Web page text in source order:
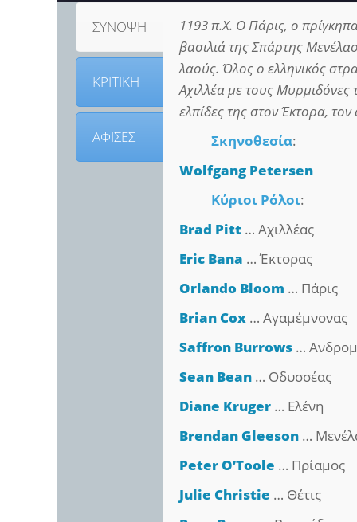
ΣΥΝΟΨΗ
ΚΡΙΤΙΚΗ
ΑΦΙΣΕΣ
1193 π.Χ. Ο Πάρις, ο
βασιλιά της Σπάρτης
λαούς. Όλος ο ελληνικός
Αχιλλέα με τους Μυρμιδόνες
ελπίδες της στον Έκτορα,
Σκηνοθεσία:
Wolfgang Petersen
Κύριοι Ρόλοι:
Brad Pitt … Αχιλλέας
Eric Bana … Έκτορας
Orlando Bloom … Πάρις
Brian Cox … Αγαμέμνονας
Saffron Burrows …
Sean Bean … Οδυσσέας
Diane Kruger … Ελένη
Brendan Gleeson …
Peter O’Toole … Πρίαμος
Julie Christie … Θέτις